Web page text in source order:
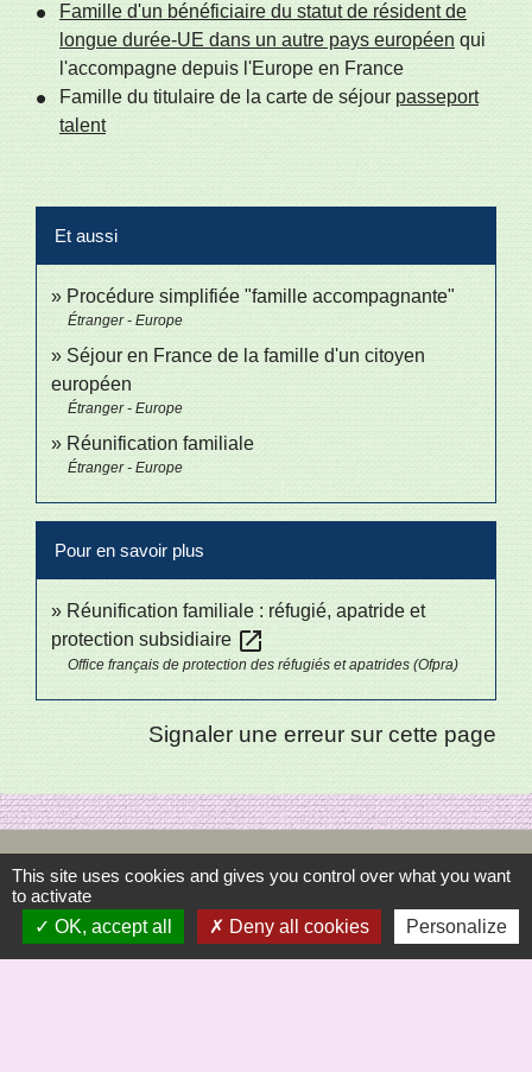
Famille d'un bénéficiaire du statut de résident de
longue durée-UE dans un autre pays européen qui
l'accompagne depuis l'Europe en France
Famille du titulaire de la carte de séjour passeport
talent
Et aussi
Procédure simplifiée "famille accompagnante"
Étranger - Europe
Séjour en France de la famille d'un citoyen
européen
Étranger - Europe
Réunification familiale
Étranger - Europe
Pour en savoir plus
Réunification familiale : réfugié, apatride et
protection subsidiaire open_in_new
Office français de protection des réfugiés et apatrides (Ofpra)
Signaler une erreur sur cette page
Sécrétariat
Commune de Saint-Bômer-les-Forges
8, rue de la Mairie
This site uses cookies and gives you control over what you want
to activate
OK, accept all
Deny all cookies Personalize